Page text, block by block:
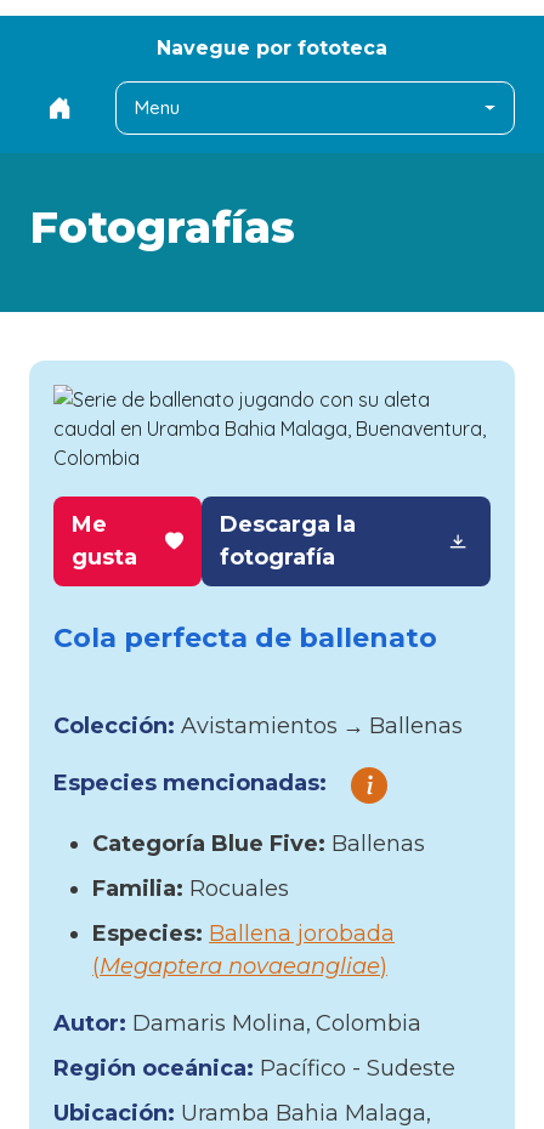
Navegue por fototeca
Menu
Fotografías
Me
gusta
Descarga la
fotografía
Cola perfecta de ballenato
Colección: Avistamientos → Ballenas
Especies mencionadas:
Categoría Blue Five: Ballenas
Familia: Rocuales
Especies: Ballena jorobada
(Megaptera novaeangliae)
Autor: Damaris Molina Colombia
Región oceánica: Pacífico - Sudeste
Ubicación: Uramba Bahia Malaga,